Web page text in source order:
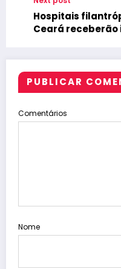
Hospitais
Ceará
PUBLICAR
Comentários
Nome